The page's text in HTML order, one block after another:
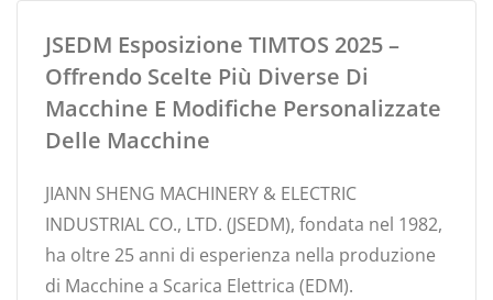
JSEDM Esposizione TIMTOS 2025 –
Offrendo Scelte Più Diverse Di
Macchine E Modifiche Personalizzate
Delle Macchine
JIANN SHENG MACHINERY & ELECTRIC
INDUSTRIAL CO., LTD. (JSEDM), fondata nel 1982,
ha oltre 25 anni di esperienza nella produzione
di Macchine a Scarica Elettrica (EDM).